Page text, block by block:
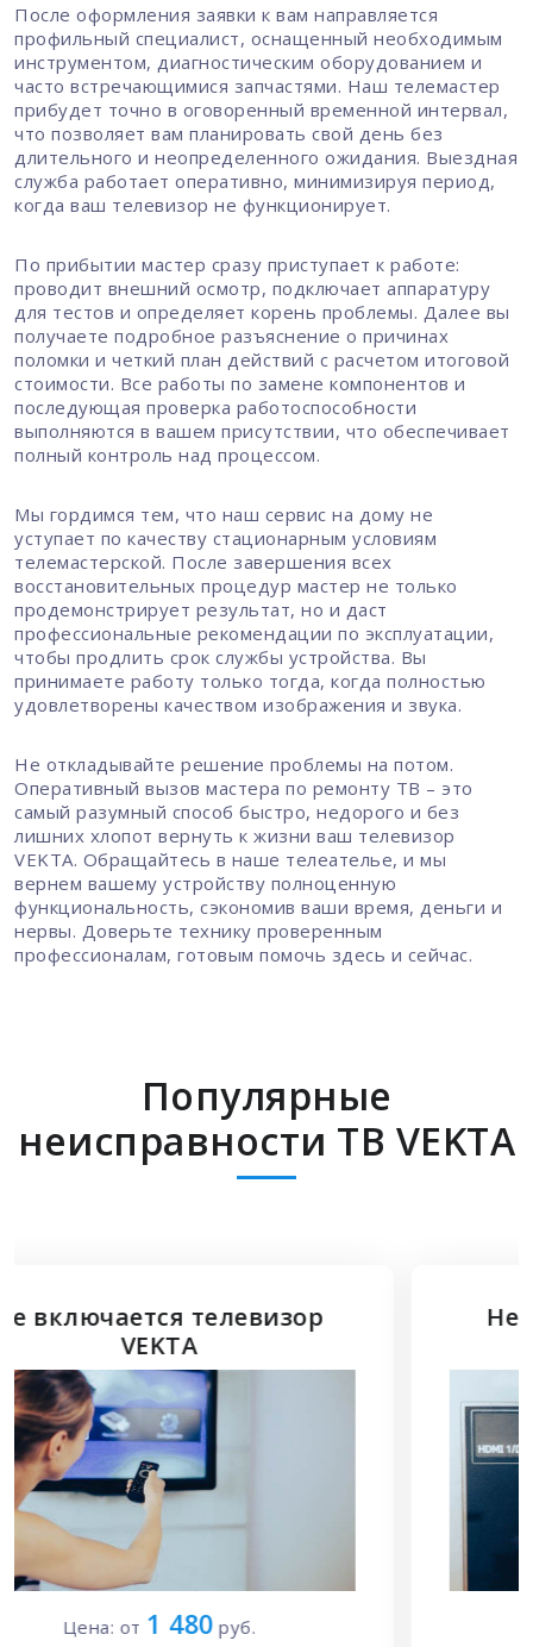
После оформления заявки к вам направляется
профильный специалист, оснащенный необходимым
инструментом, диагностическим оборудованием и
часто встречающимися запчастями. Наш телемастер
прибудет точно в оговоренный временной интервал,
что позволяет вам планировать свой день без
длительного и неопределенного ожидания. Выездная
служба работает оперативно, минимизируя период,
когда ваш телевизор не функционирует.
По прибытии мастер сразу приступает к работе:
проводит внешний осмотр, подключает аппаратуру
для тестов и определяет корень проблемы. Далее вы
получаете подробное разъяснение о причинах
поломки и четкий план действий с расчетом итоговой
стоимости. Все работы по замене компонентов и
последующая проверка работоспособности
выполняются в вашем присутствии, что обеспечивает
полный контроль над процессом.
Мы гордимся тем, что наш сервис на дому не
уступает по качеству стационарным условиям
телемастерской. После завершения всех
восстановительных процедур мастер не только
продемонстрирует результат, но и даст
профессиональные рекомендации по эксплуатации,
чтобы продлить срок службы устройства. Вы
принимаете работу только тогда, когда полностью
удовлетворены качеством изображения и звука.
Не откладывайте решение проблемы на потом.
Оперативный вызов мастера по ремонту ТВ – это
самый разумный способ быстро, недорого и без
лишних хлопот вернуть к жизни ваш телевизор
VEKTA. Обращайтесь в наше телеателье, и мы
вернем вашему устройству полноценную
функциональность, сэкономив ваши время, деньги и
нервы. Доверьте технику проверенным
профессионалам, готовым помочь здесь и сейчас.
Популярные
неисправности ТВ VEKTA
Не подключается HDMI к
телевизору VEKTA
Цена: от1 700